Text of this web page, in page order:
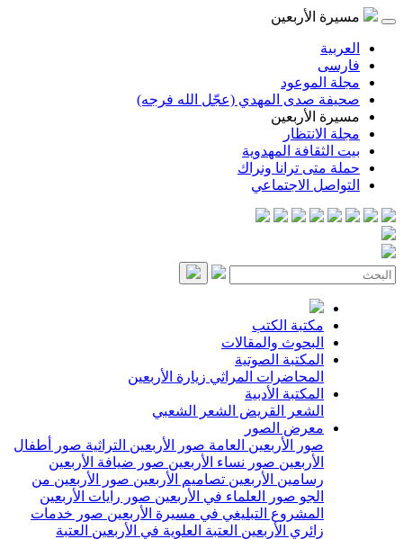
مسيرة الأربعين
العربية
فارسی
مجلة الموعود
صحيفة صدى المهدي (عجّل الله فرجه)
مسيرة الأربعين
مجلة الانتظار
بيت الثقافة المهدوية
حملة متى ترانا ونراك
التواصل الاجتماعي
مكتبة الكتب
البحوث والمقالات
المكتبة الصوتية
المحاضرات المراثي زيارة الأربعين
المكتبة الأدبية
الشعر القريض الشعر الشعبي
معرض الصور
صور الأربعين العامة صور الأربعين التراثية صور أطفال
الأربعين صور نساء الأربعين صور ضيافة الأربعين
رسامين الأربعين تصاميم الأربعين صور الأربعين من
الجو صور العلماء في الأربعين صور رايات الأربعين
المشروع التبليغي في مسيرة الأربعين صور خدمات
زائري الأربعين العتبة العلوية في الأربعين العتبة